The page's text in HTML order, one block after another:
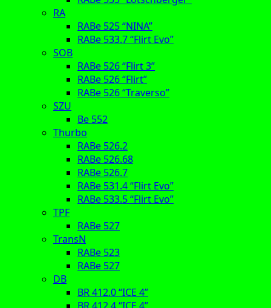
RA
RABe 525 “NINA”
RABe 533.7 “Flirt Evo”
SOB
RABe 526 “Flirt 3”
RABe 526 “Flirt”
RABe 526 “Traverso”
SZU
Be 552
Thurbo
RABe 526.2
RABe 526.68
RABe 526.7
RABe 531.4 “Flirt Evo”
RABe 533.5 “Flirt Evo”
TPF
RABe 527
TransN
RABe 523
RABe 527
DB
BR 412.0 “ICE 4”